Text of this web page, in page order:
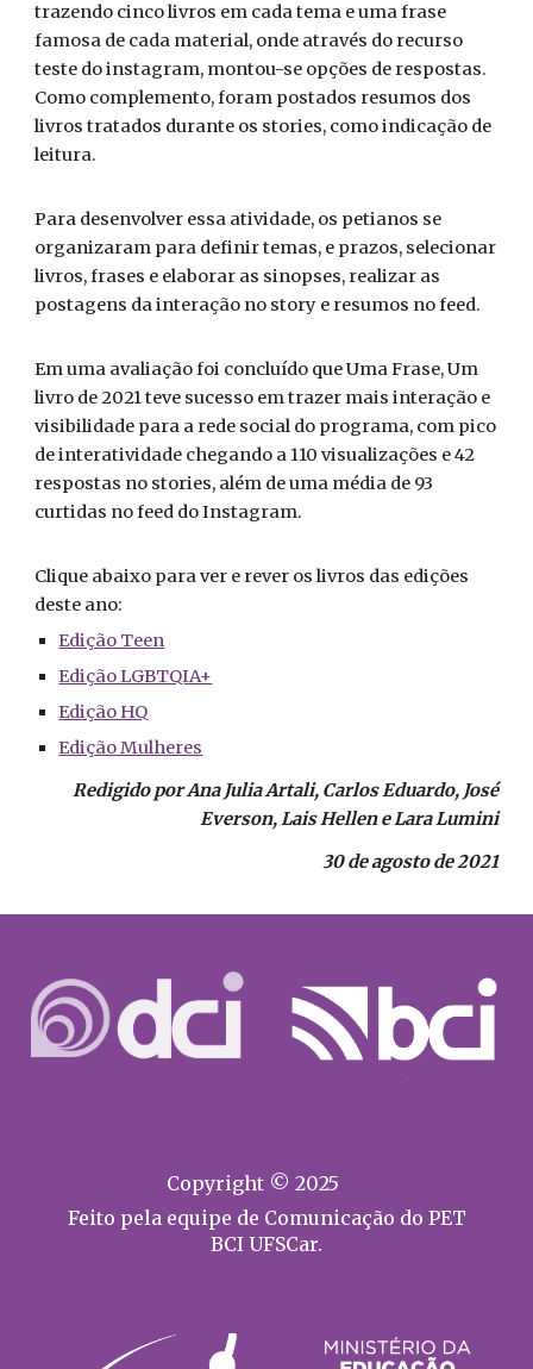
trazendo cinco livros em cada tema e uma frase
famosa de cada material, onde através do recurso
teste do instagram, montou-se opções de respostas.
Como complemento, foram postados resumos dos
livros tratados durante os stories, como indicação de
leitura.
Para desenvolver essa atividade, os petianos se
organizaram para definir temas, e prazos, selecionar
livros, frases e elaborar as sinopses, realizar as
postagens da interação no story e resumos no feed.
Em uma avaliação foi concluído que Uma Frase, Um
livro de 2021 teve sucesso em trazer mais interação e
visibilidade para a rede social do programa, com pico
de interatividade chegando a 110 visualizações e 42
respostas no stories, além de uma média de 93
curtidas no feed do Instagram.
Clique abaixo para ver e rever os livros das edições
deste ano:
Edição Teen
Edição LGBTQIA+
Edição HQ
Edição Mulheres
Redigido por Ana Julia Artali, Carlos Eduardo, José
Everson, Lais Hellen e Lara Lumini
30 de agosto de 2021
Copyright © 2025
Feito pela equipe de Comunicação do PET
BCI UFSCar.